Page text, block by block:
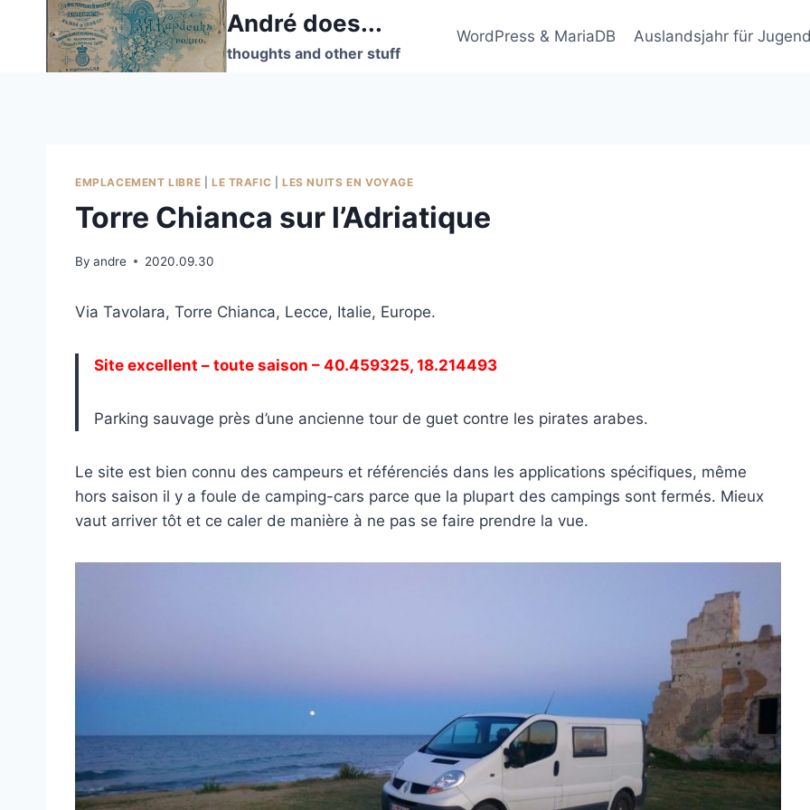
André does...
thoughts and other stuff
WordPress & MariaDB Auslandsjahr für
EMPLACEMENT LIBRE LE TRAFIC |LES NUITS EN VOYAGE
Torre Chianca sur l’Adriatique
By andre 2020.09.30
Via Tavolara, Torre Chianca, Lecce, Italie, Europe.
Site excellent – toute saison – 40.459325, 18.214493
Parking sauvage près d’une ancienne tour de guet contre les pirates arabes.
Le site est bien connu des campeurs et référenciés dans les applications spécifiques, même
hors saison il y a foule de camping-cars parce que la plupart des campings sont fermés. Mieux
vaut arriver tôt et ce caler de manière à ne pas se faire prendre la vue.